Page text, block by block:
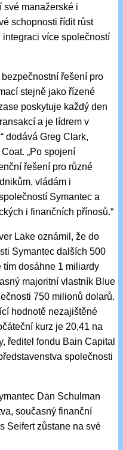
své manažerské i
schopnosti řídit růst
více společností
řešení pro
stejně jako řízené
poskytuje každý den
a je lídrem v
dodává Greg Clark,
„Po spojení
řešení pro různé
vládám i
Symantec a
i finančních přínosů.“
Lake oznámil, že do
Symantec dalších 500
dosáhne 1 miliardy
majoritní vlastník Blue
750 milionů dolarů.
hodnotě nezajištěné
kurz je 20,41 na
ředitel fondu Bain Capital
společnosti
Dan Schulman
současný finanční
Seifert zůstane na své